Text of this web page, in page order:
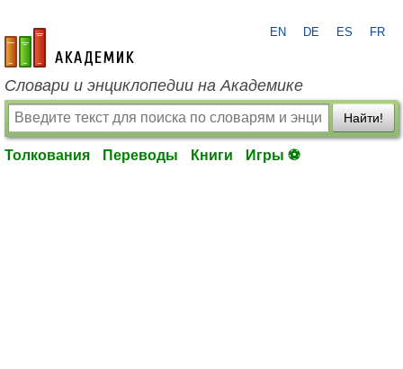
academic.ru
EN DE ES FR
Словари и энциклопедии на Академике
Найти!
Толкования Переводы Книги Игры ⚽